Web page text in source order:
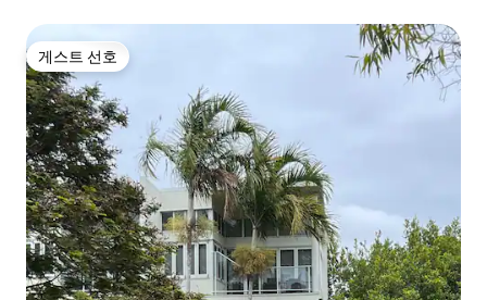
게스트 선호
게스트 선호